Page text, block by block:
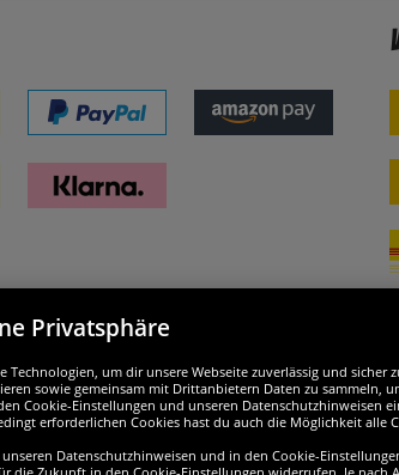
Wir sind ausgezeichnet
Privatsphäre
Technologien, um dir unsere Webseite zuverlässig und
sowie gemeinsam mit Drittanbietern Daten zu sammeln,
Cookie-Einstellungen und unseren Datenschutzhinweisen
erforderlichen Cookies hast du auch die Möglichkeit alle
Datenschutzhinweisen und in den Cookie-